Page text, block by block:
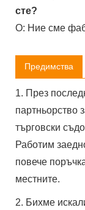
сте?
О: Ние сме
Предимства
1. През
партньорство
търговски
Работим
повече
местните.
2. Бихме